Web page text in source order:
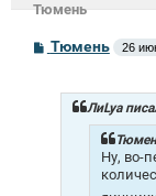
Тюмень
СТюмень 26
ЛиLya
Ну, во-